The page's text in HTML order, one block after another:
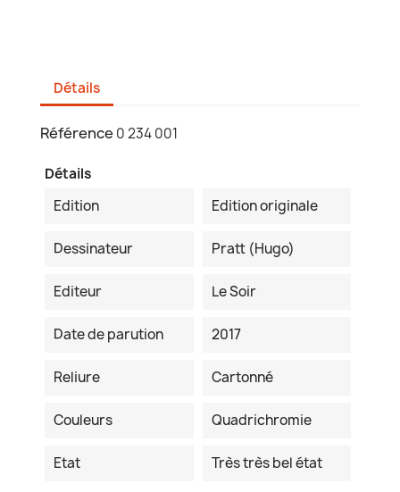
Détails
Référence 0 234 001
Détails
Edition
Edition originale
Dessinateur Pratt (Hugo)
Editeur Le Soir
Date de parution 2017
Reliure Cartonné
Couleurs Quadrichromie
Etat Très très bel état